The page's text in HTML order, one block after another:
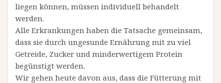
liegen können, müssen individuell behandelt
werden.
Alle Erkrankungen haben die Tatsache gemeinsam,
dass sie durch ungesunde Ernährung mit zu viel
Getreide, Zucker und minderwertigem Protein
begünstigt werden.
Wir gehen heute davon aus, dass die Fütterung mit